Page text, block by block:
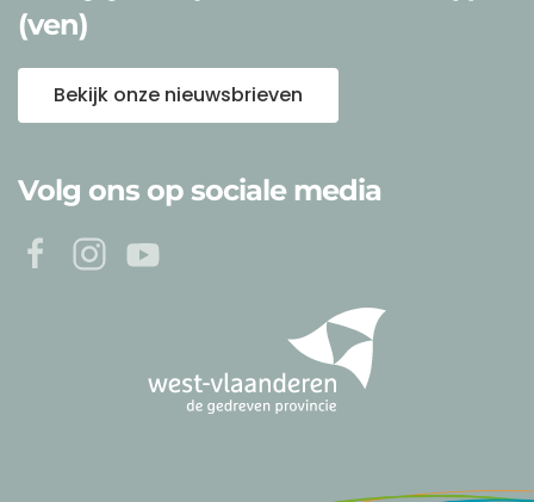
(ven)
Bekijk onze nieuwsbrieven
Volg ons op sociale media